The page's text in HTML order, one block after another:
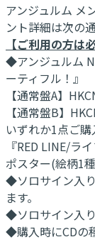
アンジュルム メ
ント詳細は次の通
【ご利用の方は
◆アンジュルム
ーティフル！』
【通常盤A】
【通常盤B】
いずれか1点ご
『RED LINE/ラ
ポスター(絵柄1
◆ソロサイン入
ます。
◆ソロサイン入
◆購入時にCDの